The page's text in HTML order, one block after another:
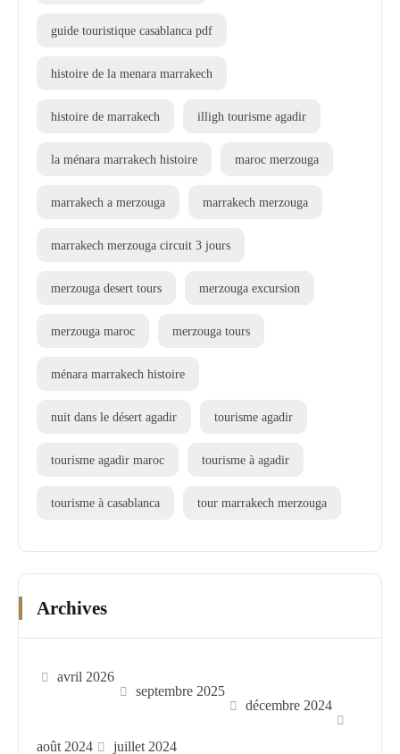
guide touristique casablanca pdf
histoire de la menara marrakech
histoire de marrakech illigh tourisme agadir
la ménara marrakech histoire maroc merzouga
marrakech a merzouga marrakech merzouga
marrakech merzouga circuit 3 jours
merzouga desert tours merzouga excursion
merzouga maroc merzouga tours
ménara marrakech histoire
nuit dans le désert agadir tourisme agadir
tourisme agadir maroc tourisme à agadir
tourisme à casablanca tour marrakech merzouga
Archives
avril 2026
septembre 2025
décembre 2024
août 2024 juillet 2024